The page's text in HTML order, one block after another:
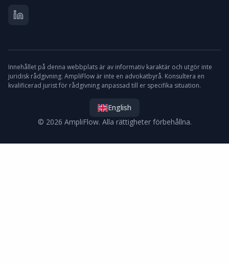
Innehållet på denna webbplats är av informativ karaktär och utgör inte
juridisk rådgivning. AmpliFlow är inte en advokatbyrå. Konsultera en
kvalificerad jurist för rådgivning anpassad till er specifika situation.
© 2026 AmpliFlow. Alla rättigheter förbehållna.
English